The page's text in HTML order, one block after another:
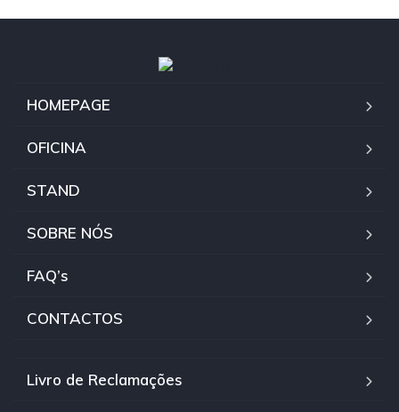
HOMEPAGE
OFICINA
STAND
SOBRE NÓS
FAQ’s
CONTACTOS
Livro de Reclamações